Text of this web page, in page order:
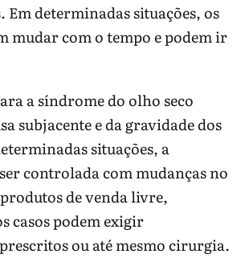
Em determinadas situações, os
mudar com o tempo e podem ir
a síndrome do olho seco
subjacente e da gravidade dos
situações, a
controlada com mudanças no
de venda livre,
casos podem exigir
ou até mesmo cirurgia.